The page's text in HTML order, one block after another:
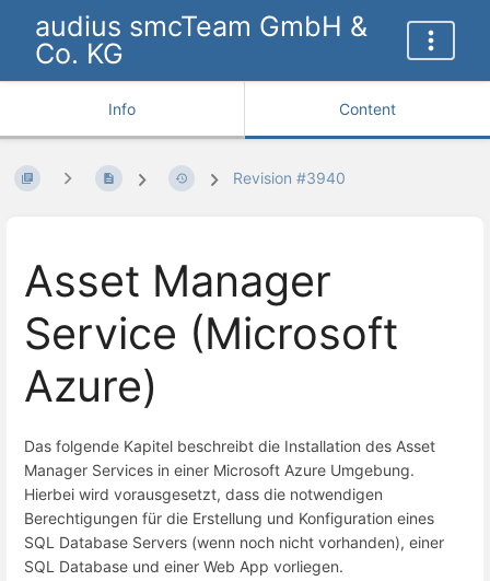
audius smcTeam GmbH &
Co. KG
Info Content
Revision #3940
Asset Manager
Service (Microsoft
Azure)
Das folgende Kapitel beschreibt die Installation des Asset
Manager Services in einer Microsoft Azure Umgebung.
Hierbei wird vorausgesetzt, dass die notwendigen
Berechtigungen für die Erstellung und Konfiguration eines
SQL Database Servers (wenn noch nicht vorhanden), einer
SQL Database und einer Web App vorliegen.